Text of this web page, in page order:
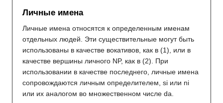
Личные имена
Личные имена относятся к определенным именам
отдельных людей. Эти существительные могут быть
использованы в качестве вокативов, как в (1), или в
качестве вершины личного NP, как в (2). При
использовании в качестве последнего, личные имена
сопровождаются личным определителем, si или ni
или их аналогом во множественном числе da.